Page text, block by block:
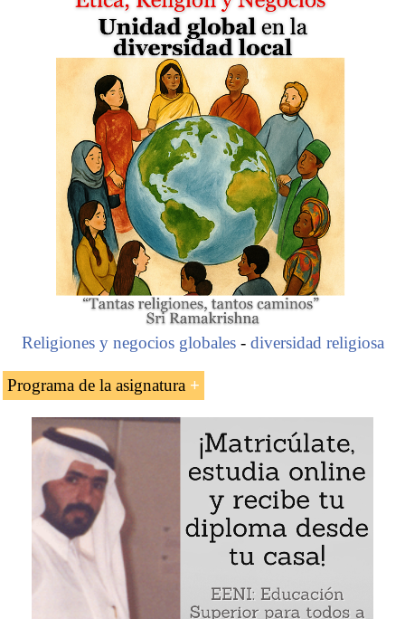
Religiones y negocios globales- diversidad religiosa
Programa de la asignatura
La mujer árabe y los negocios
Las mujeres árabes más poderosas
Empresarias y ejecutivas árabes
La Premio Nobel yemení Tawakkol Karmany la
cineasta saudí
Haifa Al Mansour
«Mujer árabe y negocios»